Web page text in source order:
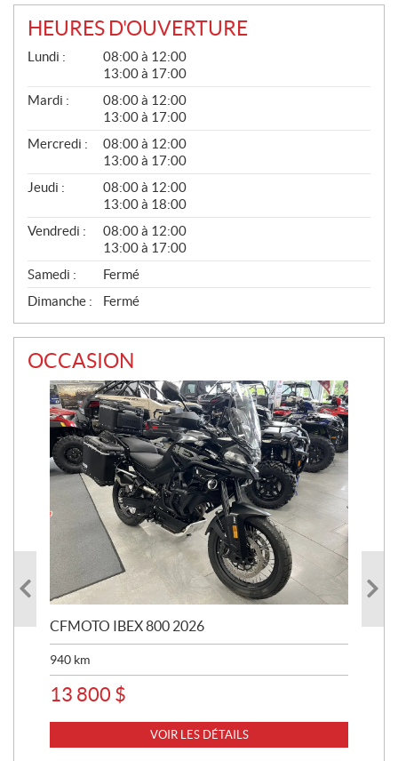
HEURES D'OUVERTURE
G
N
É
L
Lundi :
08:00 à 12:00
13:00 à 17:00
Mardi :
08:00 à 12:00
13:00 à 17:00
Mercredi :
08:00 à 12:00
13:00 à 17:00
Jeudi :
08:00 à 12:00
13:00 à 18:00
Vendredi :
08:00 à 12:00
13:00 à 17:00
Samedi :
Fermé
Dimanche :
Fermé
OCCASION
CFMOTO IBEX 800 2026
940 km
13 800 $
VOIR LES DÉTAILS